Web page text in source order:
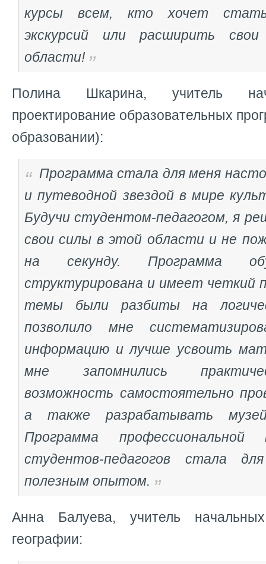
курсы всем, кто хочет стать
экскурсий или расширить
области!
Полина Шкарина, учитель
проектирование образовательных
образовании):
Программа стала для меня
и путеводной звездой в мире
Будучи студентом-педагогом, я
свои силы в этой области и не
на секунду. Программа
структурирована и имеет четкий
темы были разбиты на
позволило мне
информацию и лучше усвоить
мне запомнились
возможность самостоятельно
а также разрабатывать
Программа профессиональной
студентов-педагогов стала
полезным опытом.
Анна Балуева, учитель
географии: